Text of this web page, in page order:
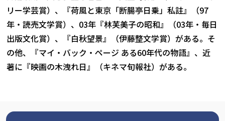
リー学芸賞）、『荷風と東京「断腸亭日乗」私註』（97
年・読売文学賞）、03年『林芙美子の昭和』（03年・毎日
出版文化賞）、『白秋望景』（伊藤整文学賞）がある。そ
の他、『マイ・バック・ページ ある60年代の物語』、近
著に『映画の木洩れ日』（キネマ旬報社）がある。